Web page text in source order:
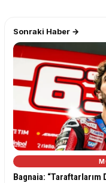
Sonraki Haber →
Bagnaia: “Taraftarlarım